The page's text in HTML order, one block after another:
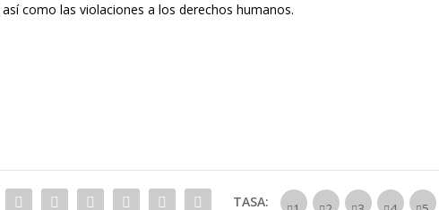
como las violaciones a los derechos humanos.
TASA: